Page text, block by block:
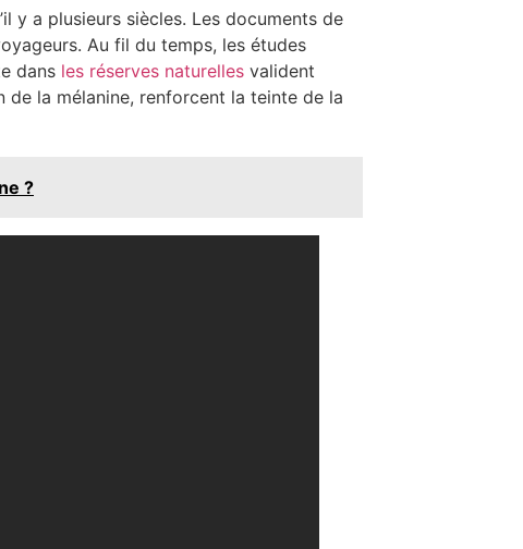
y a plusieurs siècles. Les documents de
Au fil du temps, les études
dans les réserves naturelles valident
de la mélanine, renforcent la teinte de la
?